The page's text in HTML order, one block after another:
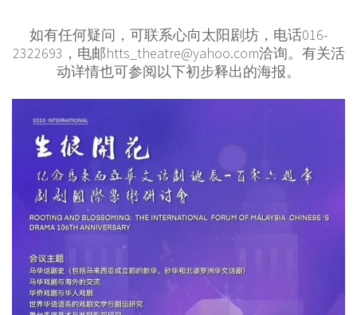
如有任何疑问，可联系心向太阳剧坊，电话016-
2322693，电邮htts_theatre@yahoo.com洽询。有关活
动详情也可参阅以下初步释出的海报。